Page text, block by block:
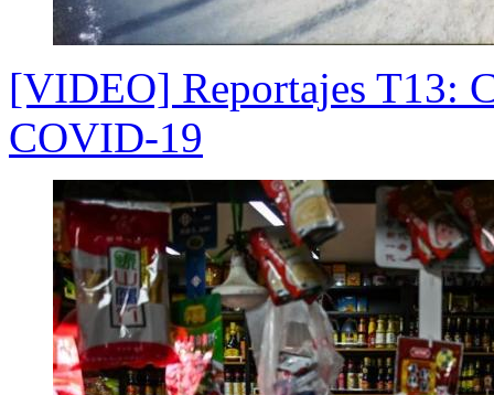
[VIDEO] Reportajes T13:
COVID-19